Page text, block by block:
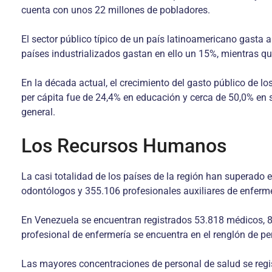
cuenta con unos 22 millones de pobladores.
El sector público típico de un país latinoamericano gasta
países industrializados gastan en ello un 15%, mientras
En la década actual, el crecimiento del gasto público de
per cápita fue de 24,4% en educación y cerca de 50,0%
general.
Los Recursos Humanos
La casi totalidad de los países de la región han
odontólogos y 355.106 profesionales auxiliares de
En Venezuela se encuentran registrados 53.818
profesional de enfermería se encuentra en el renglón de
Las mayores concentraciones de personal de salud se